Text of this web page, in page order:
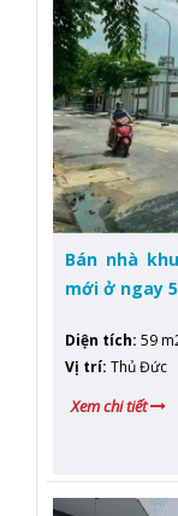
Bán nhà
mới ở ngay
Diện tích: 59
Vị trí: Thủ Đức
Xem chi tiết